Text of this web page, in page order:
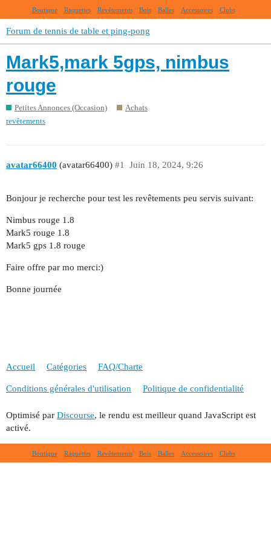
Boutique Raquettes Revêtements Bois Balles Accessoires Clubs
Forum de tennis de table et ping-pong
Mark5,mark 5gps, nimbus
rouge
Petites Annonces (Occasion)
Achats
revêtements
avatar66400 (avatar66400) Juin 18, 2024, 9:26
#1
Bonjour je recherche pour test les revêtements peu servis suivant:
Nimbus rouge 1.8
Mark5 rouge 1.8
Mark5 gps 1.8 rouge
Faire offre par mo merci:)
Bonne journée
Accueil Catégories FAQ/Charte
Conditions générales d'utilisation Politique de confidentialité
Optimisé par Discourse, le rendu est meilleur quand JavaScript est
activé.
Boutique Raquettes Revêtements Bois Balles Accessoires Clubs